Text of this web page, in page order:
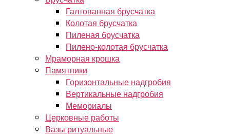
Галтованная брусчатка
Колотая брусчатка
Пиленая брусчатка
Пилено-колотая брусчатка
Мраморная крошка
Памятники
Горизонтальные надгробия
Вертикальные надгробия
Мемориалы
Церковные работы
Вазы ритуальные